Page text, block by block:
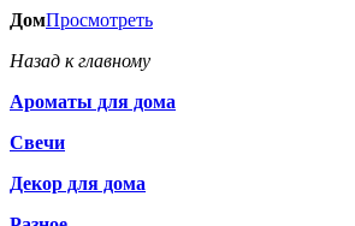
ДомПросмотреть
Назад к главному
Ароматы для дома
Свечи
Декор для дома